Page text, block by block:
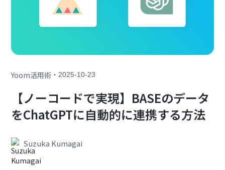
Yoom活用術 ・2025-10-23
【ノーコードで実現】BASEのデータ
をChatGPTに自動的に連携する方法
Suzuka Kumagai